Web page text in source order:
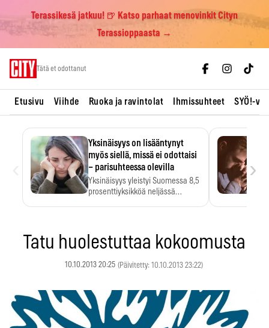
Terassikesä jatkuu! 🍺 Katso parhaat menovinkit Cityn
Terassioppaasta →
Tätä et odottanut
Etusivu Viihde Ruoka ja ravintolat Ihmissuhteet SYÖ!-
Yksinäisyys on lisääntynyt
myös siellä, missä ei odottaisi
– parisuhteessa olevilla
Yksinäisyys yleistyi Suomessa 8,5
prosenttiyksikköä neljässä
›
Tatu huolestuttaa kokoomusta
10.10.2013 20:25 (Päivitetty: 10.10.2013 23:22)